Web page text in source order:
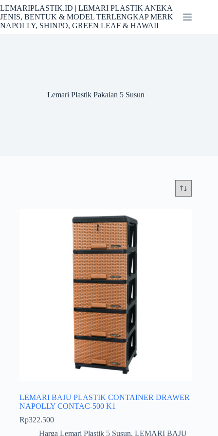
Skip
to
content
LEMARIPLASTIK.ID | LEMARI PLASTIK ANEKA
JENIS, BENTUK & MODEL TERLENGKAP MERK
NAPOLLY, SHINPO, GREEN LEAF & HAWAII
Lemari Plastik Pakaian 5 Susun
LEMARI BAJU PLASTIK CONTAINER DRAWER
NAPOLLY CONTAC-500 K1
Rp322.500
Harga Lemari Plastik 5 Susun, LEMARI BAJU